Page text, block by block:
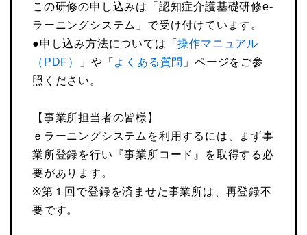
この研修の申し込みは「認知症介護基礎研修e-
ラーニングシステム」で受け付けています。
●申し込み方法については「操作マニュアル
（PDF）
」や「 よくある質問 」ページをご参
照ください。
【事業所担当者の皆様】
ｅラーニングシステムを利用するには、まず事
業所登録を行い『事業所コード』を取得する必
要があります。
※第１回で登録を済ませた事業所は、再登録不
要です。